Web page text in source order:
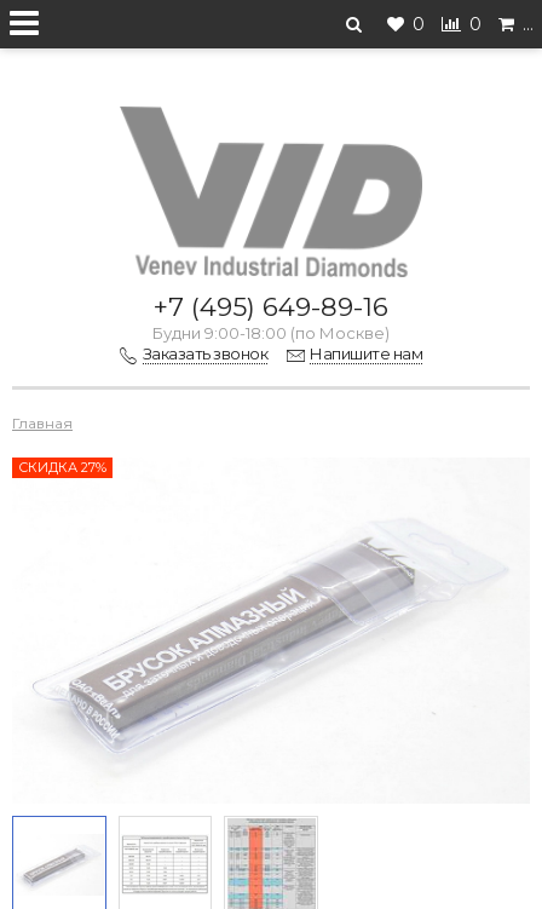
0 0 …
Перейти на старую версию
+7 (495) 649-89-16
Будни 9:00-18:00 (по Москве)
Заказать звонок
Напишите нам
Главная
СКИДКА 27%